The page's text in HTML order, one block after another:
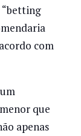
“betting
com
que
apenas